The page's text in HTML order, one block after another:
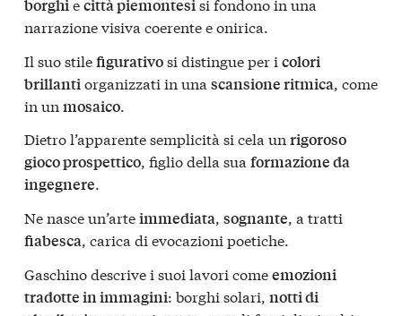
borghiecittà piemontesisi fondono in una
narrazione visiva coerente e onirica.
Il suo stilefigurativosi distingue per i colori
brillantiorganizzati in una scansione ritmica, come
in un mosaico.
Dietro l’apparente semplicità si cela un rigoroso
gioco prospettico, figlio della sua formazione da
ingegnere.
Ne nasce un’arteimmediata, sognante, a tratti
fiabesca, carica di evocazioni poetiche.
Gaschino descrive i suoi lavori comeemozioni
tradotte in immagini: borghi solari, notti di